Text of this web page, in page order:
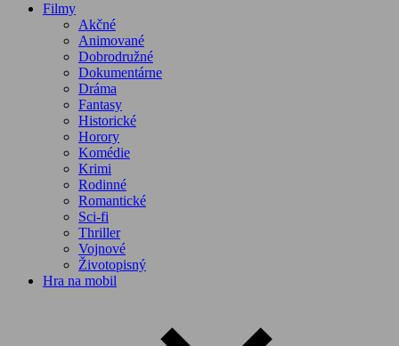
Filmy
Akčné
Animované
Dobrodružné
Dokumentárne
Dráma
Fantasy
Historické
Horory
Komédie
Krimi
Rodinné
Romantické
Sci-fi
Thriller
Vojnové
Životopisný
Hra na mobil